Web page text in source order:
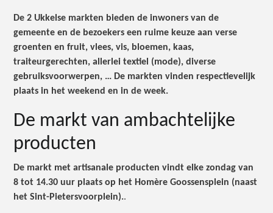
De 2 Ukkelse markten bieden de inwoners van de
gemeente en de bezoekers een ruime keuze aan verse
groenten en fruit, vlees, vis, bloemen, kaas,
traiteurgerechten, allerlei textiel (mode), diverse
gebruiksvoorwerpen, … De markten vinden respectievelijk
plaats in het weekend en in de week.
De markt van ambachtelijke
producten
De markt met artisanale producten vindt elke zondag van
8 tot 14.30 uur plaats op het Homère Goossensplein (naast
het Sint-Pietersvoorplein)..